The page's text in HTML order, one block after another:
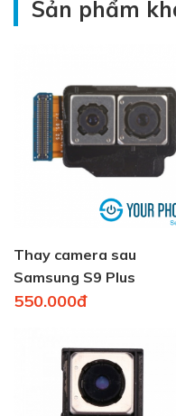
Sản phẩm
Thay camera sau
Samsung S9 Plus
550.000đ